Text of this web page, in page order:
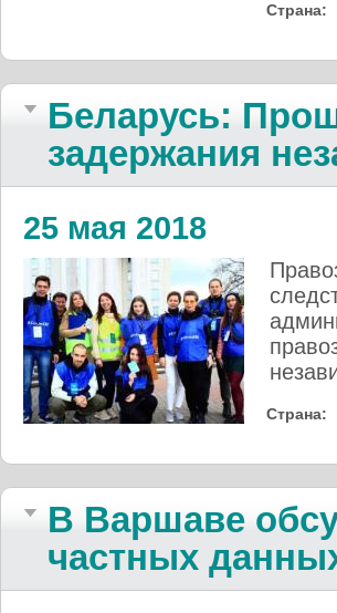
Страна:
Беларусь:
задержания
25 мая 2018
Страна:
В Варшаве
частных